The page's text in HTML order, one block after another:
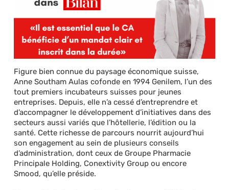
Figure bien connue du paysage économique suisse,
Anne Southam Aulas cofonde en 1994 Genilem, l’un des
tout premiers incubateurs suisses pour jeunes
entreprises. Depuis, elle n’a cessé d’entreprendre et
d’accompagner le développement d’initiatives dans des
secteurs aussi variés que l’hôtellerie, l’édition ou la
santé. Cette richesse de parcours nourrit aujourd’hui
son engagement au sein de plusieurs conseils
d’administration, dont ceux de Groupe Pharmacie
Principale Holding, Conextivity Group ou encore
Smood, qu’elle préside.